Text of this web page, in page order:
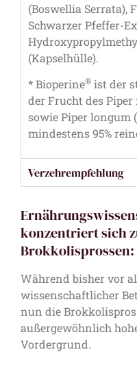
(Boswellia Serrata),
Schwarzer Pfeffer-
(Kapselhülle).
* Bioperine® ist der
der Frucht des
sowie Piper longum
mindestens 95%
Verzehrempfehlung
konzentriert sich
Brokkolisprossen:
Während bisher vor
wissenschaftlicher
nun die
außergewöhnlich
Vordergrund.